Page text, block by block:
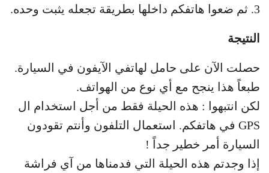
3. ثم ضعوا هاتفكم داخلها بطريقة تجعله يثبت وحده.
النتيجة
حصلت الآن على حامل لهاتفي الآيفون في السيارة.
طبعاً هذا ينجح مع أي نوع من الهواتف.
لكن انتبهوا : هذه الحيلة فقط من أجل استخدام ال
GPS في هاتفكم. استعمال التلفون وأنتم تقودون
السيارة أمر خطير جداً !
إذا وجدتم هذه الحيلة التي فدمناها من آي فراشة